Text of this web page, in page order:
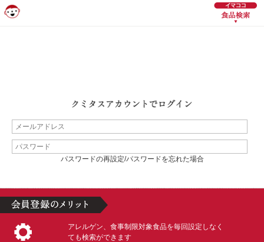
パスワードの再設定/パスワードを忘れた場合
アレルゲン、食事制限対象食品を毎回設定しなく
ても検索ができます